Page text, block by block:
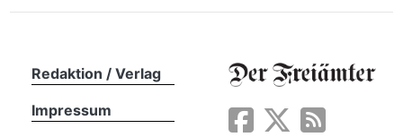
Redaktion / Verlag
Impressum